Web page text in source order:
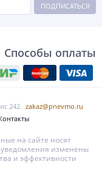
ПОДПИСАТЬСЯ
Способы оплаты
242. zakaz@pnevmo.ru
на сайте носят
уведомления изменены
и эффективности